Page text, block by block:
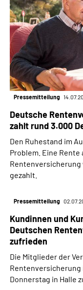
Pressemitteilung
Deutsche
zahlt rund 3.000
Den Ruhestand im
Problem. Eine
Rentenversicherung
gezahlt.
Pressemitteilung
Kundinnen und
Deutschen
zufrieden
Die Mitglieder der
Donnerstag in Halle